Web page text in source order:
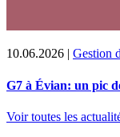
10.06.2026 | Gestion
G7 à Évian: un pic
Voir toutes les